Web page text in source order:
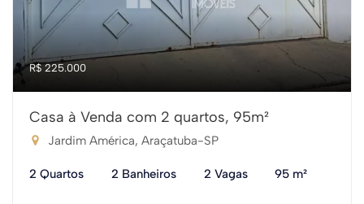
R$ 225.000
Casa à Venda com 2 quartos, 95m²
Jardim América, Araçatuba-SP
2 Quartos 2 Banheiros 2 Vagas 95 m²